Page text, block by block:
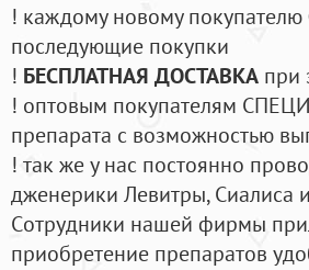
! каждому новому покупателю
последующие покупки
! БЕСПЛАТНАЯ ДОСТАВКА при
! оптовым покупателям
препарата с возможностью
! так же у нас постоянно
дженерики Левитры,
Cотрудники нашей фирмы
приобретение препаратов